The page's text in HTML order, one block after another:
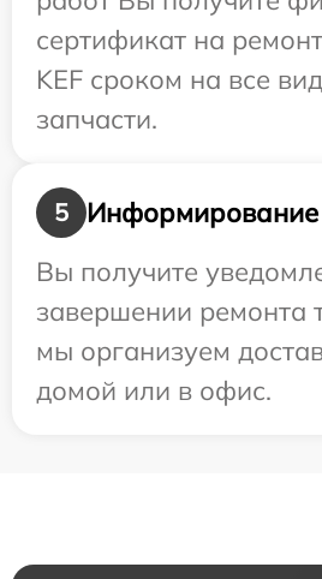
сертификат на
KEF сроком на все
запчасти.
5
Информирование
Вы получите
завершении ремонта
мы организуем
домой или в офис.